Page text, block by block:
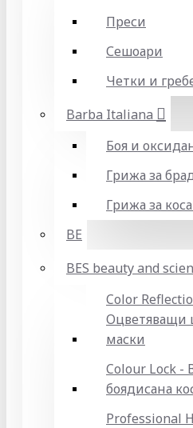
Преси
Сешоари
Четки и
Barba Italiana
Боя и
Грижа за
Грижа за
BE
BES beauty and
Color
Оцветяващи
маски
Colour Lock -
боядисана
Professional